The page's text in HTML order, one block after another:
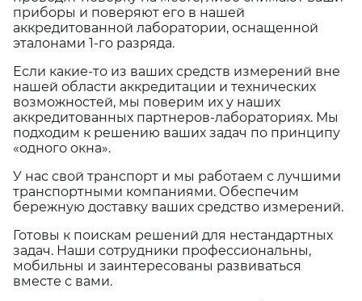
приборы и поверяют его в нашей
аккредитованной лаборатории, оснащенной
эталонами 1-го разряда.
Если какие-то из ваших средств измерений вне
нашей области аккредитации и технических
возможностей, мы поверим их у наших
аккредитованных партнеров-лабораториях. Мы
подходим к решению ваших задач по принципу
«одного окна».
У нас свой транспорт и мы работаем с лучшими
транспортными компаниями. Обеспечим
бережную доставку ваших средство измерений.
Готовы к поискам решений для нестандартных
задач. Наши сотрудники профессиональны,
мобильны и заинтересованы развиваться
вместе с вами.